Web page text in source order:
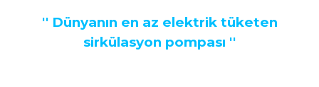
'' Dünyanın en az elektrik tüketen
sirkülasyon pompası ''